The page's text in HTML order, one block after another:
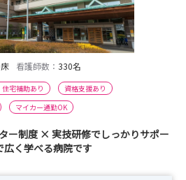
看護師数： 330名
住宅補助あり
資格支援あり
マイカー通勤OK
ー制度 × 実技研修でしっかりサポー
広く学べる病院です